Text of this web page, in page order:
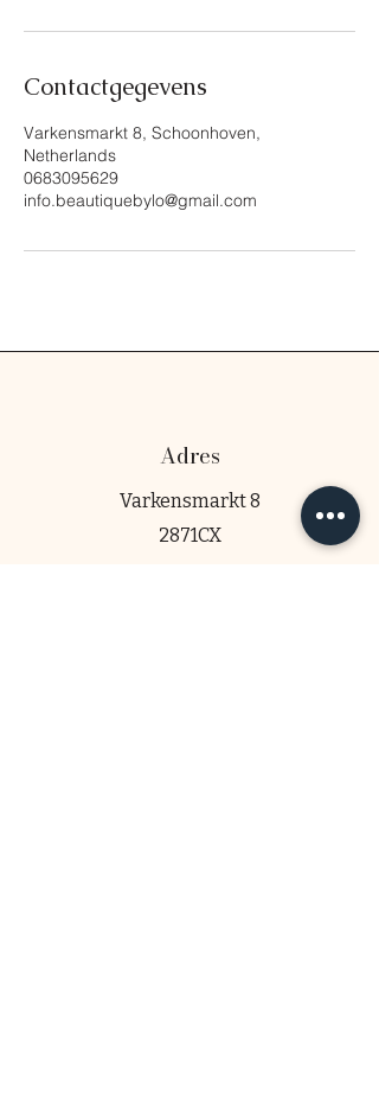
Contactgegevens
Varkensmarkt 8, Schoonhoven,
Netherlands
0683095629
info.beautiquebylo@gmail.com
Adres
Varkensmarkt 8
2871CX